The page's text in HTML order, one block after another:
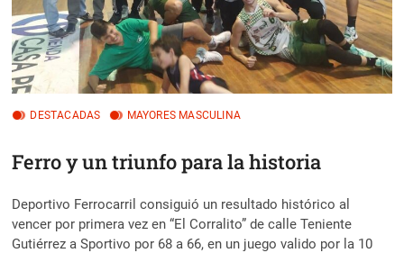
DESTACADAS MAYORES MASCULINA
Ferro y un triunfo para la historia
Deportivo Ferrocarril consiguió un resultado histórico al
vencer por primera vez en “El Corralito” de calle Teniente
Gutiérrez a Sportivo por 68 a 66, en un juego valido por la 10